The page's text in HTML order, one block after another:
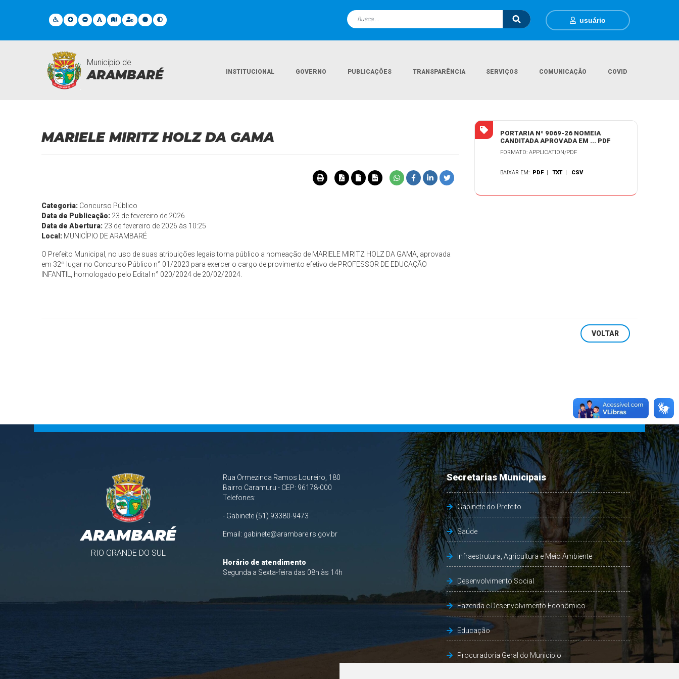
usuário
Município de
ARAMBARÉ INSTITUCIONAL GOVERNO PUBLICAÇÕES TRANSPARÊNCIA SERVIÇOS COMUNICAÇÃO COVID
Contratações
MARIELE MIRITZ HOLZ DA GAMA
Categoria: Concurso Público
Data de Publicação: 23 de fevereiro de 2026
Data de Abertura: 23 de fevereiro de 2026 às 10:25
Local: MUNICÍPIO DE ARAMBARÉ
O Prefeito Municipal, no uso de suas atribuições legais torna público a nomeação de MARIELE MIRITZ HOLZ DA GAMA, aprovada
em 32º lugar no Concurso Público n° 01/2023 para exercer o cargo de provimento efetivo de PROFESSOR DE EDUCAÇÃO
INFANTIL, homologado pelo Edital n° 020/2024 de 20/02/2024.
PORTARIA Nº 9069-26 NOMEIA
CANDITADA APROVADA EM ... PDF
FORMATO: APPLICATION/PDF
BAIXAR EM: PDF |TXT | CSV
VOLTAR
ARAMBARÉ
RIO GRANDE DO SUL
Rua Ormezinda Ramos Loureiro, 180
Bairro Caramuru - CEP: 96178-000
Telefones:
- Gabinete (51) 93380-9473
Email: gabinete@arambare.rs.gov.br
Horário de atendimento
Segunda a Sexta-feira das 08h às 14h
Secretarias Municipais
Gabinete do Prefeito
Saúde
Infraestrutura, Agricultura e Meio Ambiente
Desenvolvimento Social
Fazenda e Desenvolvimento Econômico
Educação
Procuradoria Geral do Município